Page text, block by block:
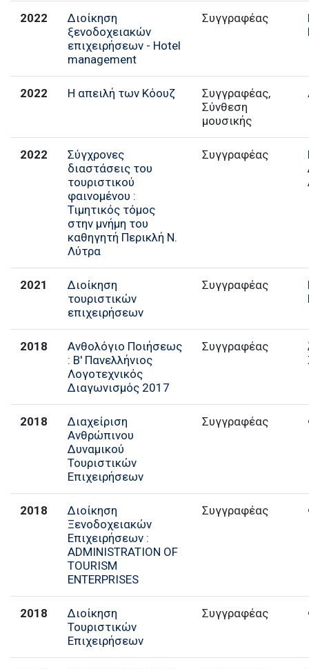
2022
Διοίκηση
ξενοδοχειακών
επιχειρήσεων - Hotel
management
Συγγραφέας
2022 Η απειλή των Κόουζ
Συγγραφέας,
Σύνθεση
μουσικής
2022
Σύγχρονες
διαστάσεις του
τουριστικού
φαινομένου :
Τιμητικός τόμος
στην μνήμη του
καθηγητή Περικλή Ν.
Λύτρα
Συγγραφέας
2021
Διοίκηση
τουριστικών
επιχειρήσεων
Συγγραφέας
2018
Ανθολόγιο Ποιήσεως
: Β' Πανελλήνιος
Λογοτεχνικός
Διαγωνισμός 2017
Συγγραφέας
2018
Διαχείριση
Ανθρώπινου
Δυναμικού
Τουριστικών
Επιχειρήσεων
Συγγραφέας
2018
Διοίκηση
Ξενοδοχειακών
Επιχειρήσεων :
ADMINISTRATION OF
TOURISM
ENTERPRISES
Συγγραφέας
2018
Διοίκηση
Τουριστικών
Επιχειρήσεων
Συγγραφέας